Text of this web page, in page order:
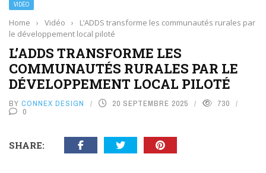
VIDÉO
Home › Vidéo ›
L’ADDS transforme les communautés rurales par
le développement local piloté
L’ADDS TRANSFORME LES
COMMUNAUTÉS RURALES PAR LE
DÉVELOPPEMENT LOCAL PILOTÉ
BY CONNEX DESIGN 20 SEPTEMBRE 2025
730
0
SHARE: